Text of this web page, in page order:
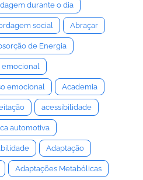
durante o dia
social Abraçar
de Energia
emocional
emocional Academia
acessibilidade
automotiva
Adaptação
Adaptações Metabólicas